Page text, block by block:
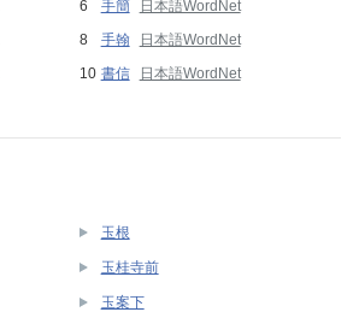
手簡
日本語WordNet
手翰
日本語WordNet
書信 日本語WordNet
玉根
玉桂寺前
玉案下